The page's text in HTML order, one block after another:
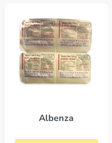
Albenza